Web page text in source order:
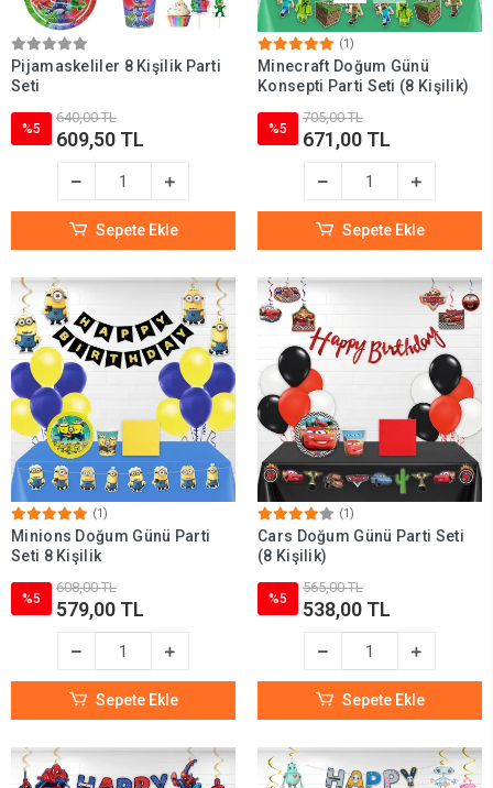
Pijamaskeliler 8 Kişilik Parti
Seti
%5
640,00 TL
609,50 TL
Sepete Ekle
(1)
Minecraft Doğum Günü
Konsepti Parti Seti (8 Kişilik)
%5
705,00 TL
671,00 TL
Sepete Ekle
(1)
Minions Doğum Günü Parti
Seti 8 Kişilik
%5
608,00 TL
579,00 TL
Sepete Ekle
(1)
Cars Doğum Günü Parti Seti
(8 Kişilik)
%5
565,00 TL
538,00 TL
Sepete Ekle